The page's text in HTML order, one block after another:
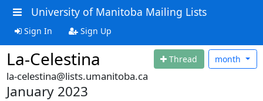
University of Manitoba Mailing Lists
Sign In Sign Up
La-Celestina Thread month
la-celestina@lists.umanitoba.ca
January 2023